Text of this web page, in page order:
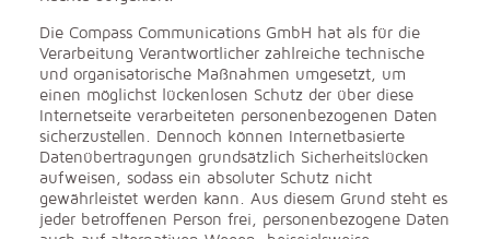
Die Compass Communications GmbH hat als für die
Verarbeitung Verantwortlicher zahlreiche technische
und organisatorische Maßnahmen umgesetzt, um
einen möglichst lückenlosen Schutz der über diese
Internetseite verarbeiteten personenbezogenen Daten
sicherzustellen. Dennoch können Internetbasierte
Datenübertragungen grundsätzlich Sicherheitslücken
aufweisen, sodass ein absoluter Schutz nicht
gewährleistet werden kann. Aus diesem Grund steht es
jeder betroffenen Person frei, personenbezogene Daten